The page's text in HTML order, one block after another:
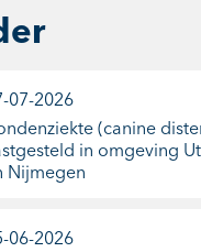
07-2026
(canine
in omgeving
Nijmegen
06-2026